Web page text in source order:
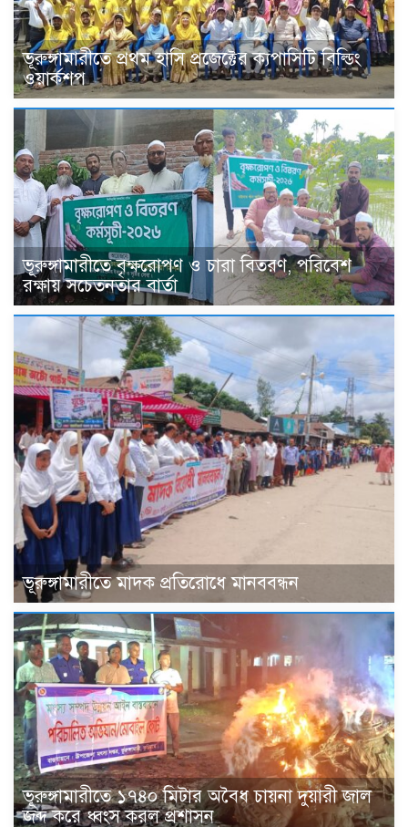
ভূরুঙ্গামারীতে প্রথম হাসি প্রজেক্টের ক্যপাসিটি বিল্ডিং
ওয়ার্কশপ
ভূরুঙ্গামারীতে বৃক্ষরোপণ ও চারা বিতরণ, পরিবেশ
রক্ষায় সচেতনতার বার্তা
ভূরুঙ্গামারীতে মাদক প্রতিরোধে মানববন্ধন
ভূরুঙ্গামারীতে ১৭৪০ মিটার অবৈধ চায়না দুয়ারী জাল
জব্দ করে ধ্বংস করল প্রশাসন